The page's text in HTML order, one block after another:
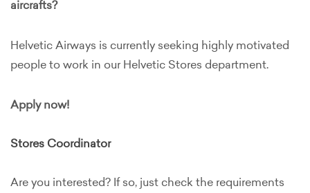
aircrafts?
Helvetic Airways is currently seeking highly motivated
people to work in our Helvetic Stores department.
Apply now!
Stores Coordinator
Are you interested? If so, just check the requirements